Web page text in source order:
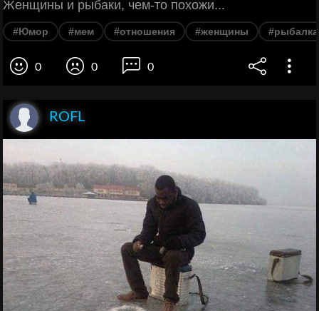
Женщины и рыбаки, чем-то похожи...
#Юмор #мем #отношения #женщины #рыбалка
0 0 0
ROFL